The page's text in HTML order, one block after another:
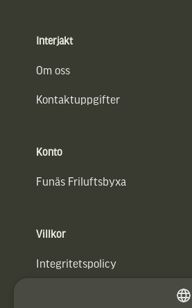
Interjakt
Om oss
Kontaktuppgifter
Konto
Funäs Friluftsbyxa
Villkor
Integritetspolicy